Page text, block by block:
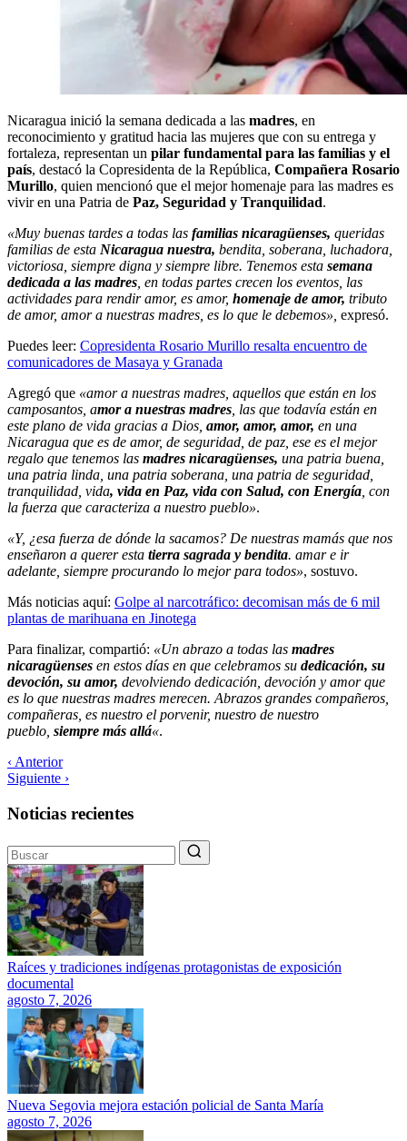
Nicaragua inició la semana dedicada a las madres, en
reconocimiento y gratitud hacia las mujeres que con su entrega y
fortaleza, representan un pilar fundamental para las familias y el
país, destacó la Copresidenta de la República, Compañera Rosario
Murillo, quien mencionó que el mejor homenaje para las madres es
vivir en una Patria de Paz, Seguridad y Tranquilidad.
«Muy buenas tardes a todas las familias nicaragüenses, queridas
familias de esta Nicaragua nuestra, bendita, soberana, luchadora,
victoriosa, siempre digna y siempre libre. Tenemos esta semana
dedicada a las madres , en todas partes crecen los eventos, las
actividades para rendir amor, es amor, homenaje de amor, tributo
de amor, amor a nuestras madres, es lo que le debemos», expresó.
Puedes leer: Copresidenta Rosario Murillo resalta encuentro de
comunicadores de Masaya y Granada
Agregó que «amor a nuestras madres, aquellos que están en los
camposantos, amor a nuestras madres , las que todavía están en
este plano de vida gracias a Dios, amor, amor, amor, en una
Nicaragua que es de amor, de seguridad, de paz, ese es el mejor
regalo que tenemos las madres nicaragüenses, una patria buena,
una patria linda, una patria soberana, una patria de seguridad,
tranquilidad, vida, vida en Paz, vida con Salud, con Energía , con
la fuerza que caracteriza a nuestro pueblo».
«Y, ¿esa fuerza de dónde la sacamos? De nuestras mamás que nos
enseñaron a querer esta tierra sagrada y bendita. amar e ir
adelante, siempre procurando lo mejor para todos», sostuvo.
Más noticias aquí: Golpe al narcotráfico: decomisan más de 6 mil
plantas de marihuana en Jinotega
Para finalizar, compartió: «Un abrazo a todas las madres
nicaragüenses en estos días en que celebramos su dedicación, su
devoción, su amor, devolviendo dedicación, devoción y amor que
es lo que nuestras madres merecen. Abrazos grandes compañeros,
compañeras, es nuestro el porvenir, nuestro de nuestro
pueblo, siempre más allá«.
‹ Anterior
Siguiente ›
Noticias recientes
Raíces y tradiciones indígenas protagonistas de exposición
documental
agosto 7, 2026
Nueva Segovia mejora estación policial de Santa María
agosto 7, 2026